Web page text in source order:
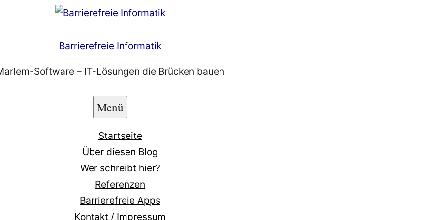
Barrierefreie Informatik
Software – IT-Lösungen die Brücken bauen
Menü
Startseite
Über diesen Blog
Wer schreibt hier?
Referenzen
Barrierefreie Apps
Kontakt / Impressum